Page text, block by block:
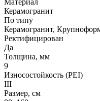
Керамогранит
По типу
Керамогранит,
Ректифицирован
Да
Толщина, мм
9
Износостойкость (PEI)
III
Размер, см